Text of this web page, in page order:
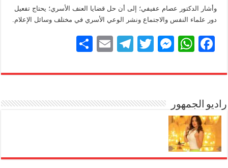
وأشار الدكتور عصام عفيفي؛ إلى أن حل قضايا العنف الأسري؛ يحتاج تفعيل
دور علماء النفس والاجتماع ونشر الوعي الأسري في مختلف وسائل الإعلام.
F
c
b
o
o
k
W
at
A
p
p
M
ss
n
T
tt
T
e
a
E
ail
ar
راديو الجمهور